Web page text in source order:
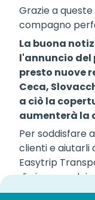
Grazie a queste
compagno
La buona
l'annuncio
presto nuove
Ceca,
a ciò la
aumenterà la
Per soddisfare
clienti e aiutarli
Easytrip
di ciascuno dei
Oltre alle